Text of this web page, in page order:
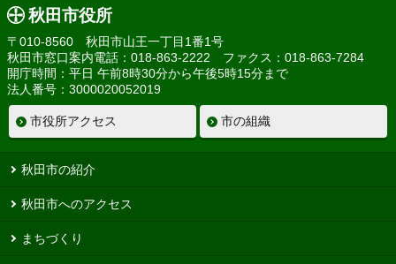
秋田市役所
〒010-8560 秋田市山王一丁目1番1号
秋田市窓口案内電話：018-863-2222 ファクス：018-863-7284
開庁時間：平日 午前8時30分から午後5時15分まで
法人番号：3000020052019
市役所アクセス 市の組織
秋田市の紹介
秋田市へのアクセス
まちづくり